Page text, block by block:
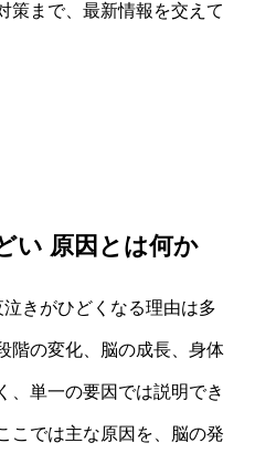
策まで、最新情報を交えて
い 原因とは何か
きがひどくなる理由は多
階の変化、脳の成長、身体
、単一の要因では説明でき
こでは主な原因を、脳の発